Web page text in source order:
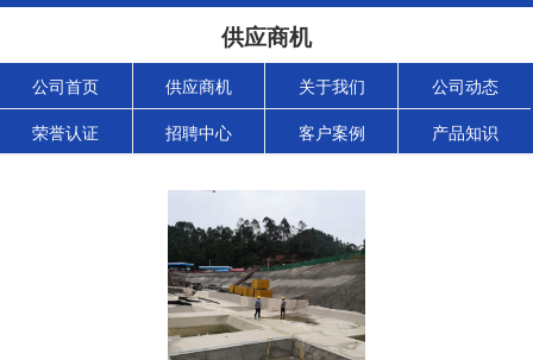
供应商机
公司首页 供应商机 关于我们 公司动态
荣誉认证 招聘中心 客户案例 产品知识